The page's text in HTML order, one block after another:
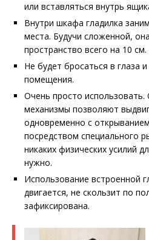
или вставляться внутрь
Внутри шкафа гладилка
места. Будучи сложенной,
пространство всего на 10 см.
Не будет бросаться в глаза
помещения.
Очень просто
механизмы позволяют
одновременно с
посредством специального
никаких физических усилий
нужно.
Использование встроенной
двигается, не скользит по
зафиксирована.